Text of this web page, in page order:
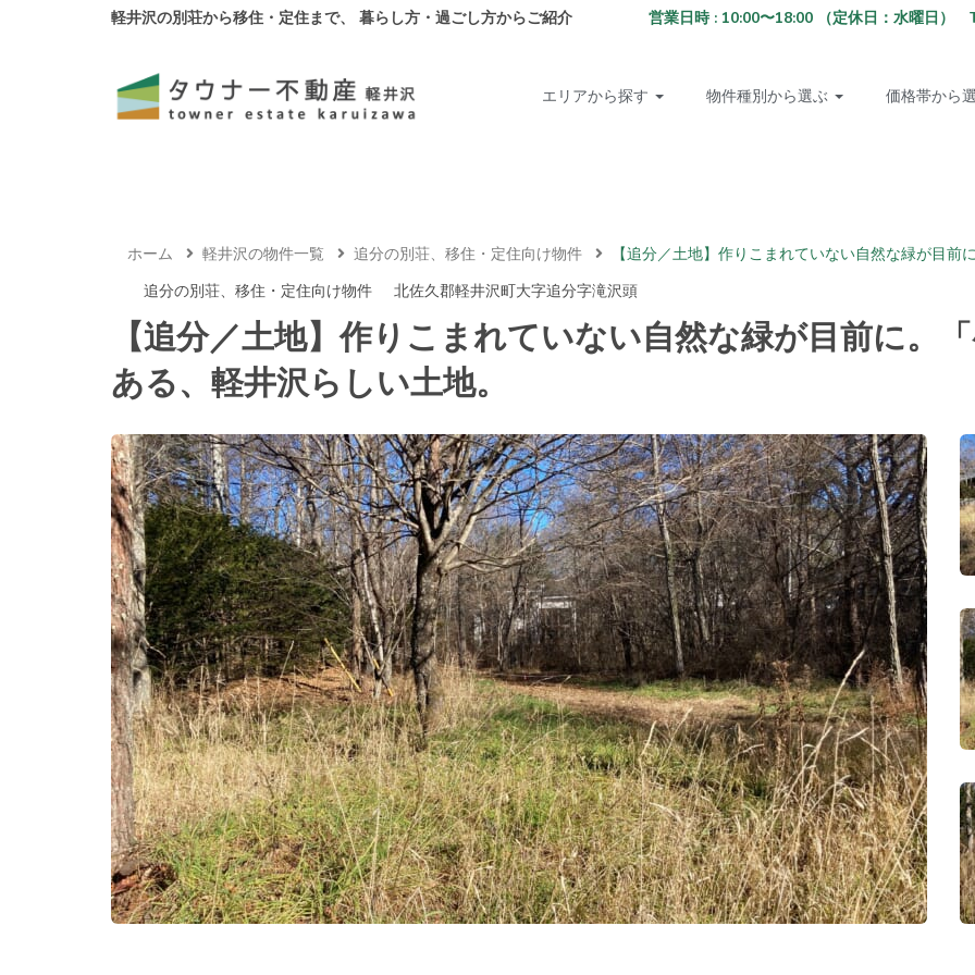
軽井沢の別荘から移住・定住まで、 暮らし方・過ごし方からご紹介 営業日時 : 10:00〜18:00 （定休日：水曜日
エリアから探す 物件種別から選ぶ 価格帯から
ホーム 軽井沢の物件一覧 追分の別荘、移住・定住向け物件
【追分／土地】作りこまれていない自然な緑が目
追分の別荘、移住・定住向け物件
北佐久郡軽井沢町大字追分字滝沢頭
【追分／土地】作りこまれていない自然な緑が目前に。
ある、軽井沢らしい土地。